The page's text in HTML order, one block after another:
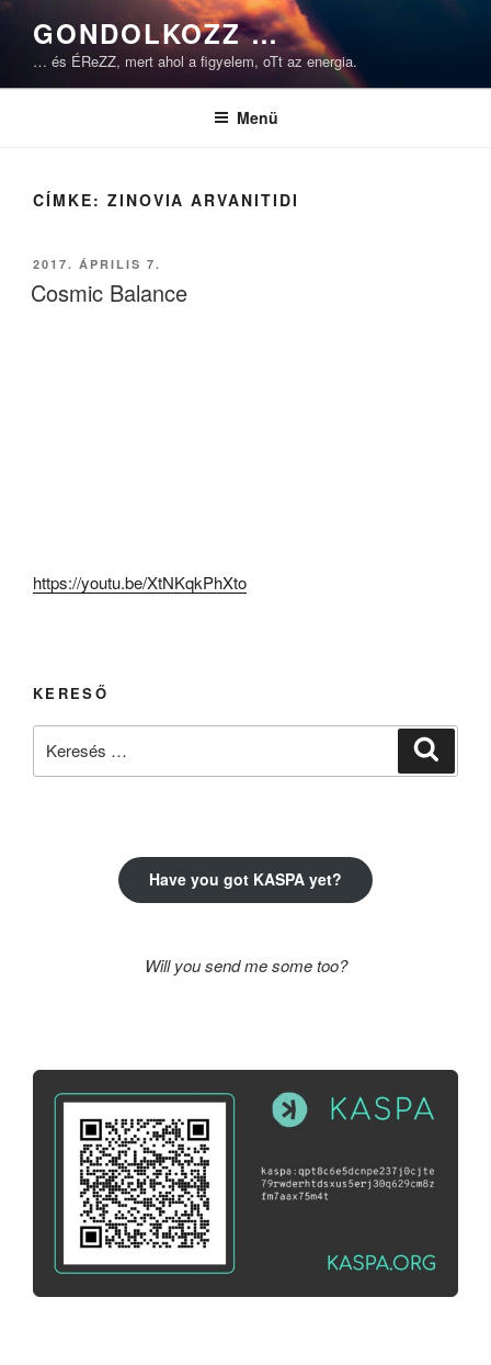
Tartalomhoz
GONDOLKOZZ …
… és ÉReZZ, mert ahol a figyelem, oTt az energia.
Menü
CÍMKE: ZINOVIA ARVANITIDI
BEKÜLDVE:
2017. ÁPRILIS 7.
Cosmic Balance
https://youtu.be/XtNKqkPhXto
KERESŐ
Have you got KASPA yet?
Will you send me some too?